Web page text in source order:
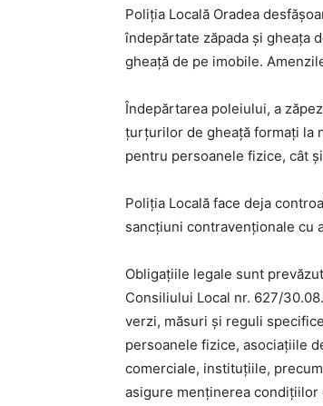
Poliţia Locală Oradea
îndepărtate zăpada şi gheaţa
gheaţă de pe imobile.
Îndepărtarea poleiului, a
țurțurilor de gheață formați la
pentru persoanele fizice, cât
Poliția Locală face deja
sancțiuni contravenționale cu
Obligațiile legale sunt
Consiliului Local nr. 627/
verzi, măsuri și reguli
persoanele fizice, asociațiile
comerciale, instituțiile,
asigure menținerea